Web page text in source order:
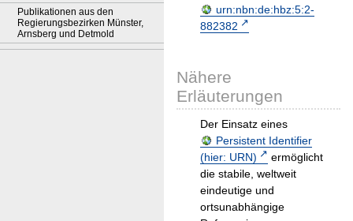
Publikationen aus den
Regierungsbezirken Münster,
Arnsberg und Detmold
urn:nbn:de:hbz:5:2-
882382
Nähere
Erläuterungen
Der Einsatz eines
Persistent Identifier
(hier: URN)
ermöglicht
die stabile, weltweit
eindeutige und
ortsunabhängige